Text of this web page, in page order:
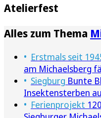
Atelierfest
Alles zum Thema
Erstmals seit
am Michaelsberg
Siegburg Bunte
Insektensterben
Ferienprojekt